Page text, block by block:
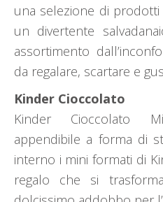
una selezione di
un divertente
assortimento
da regalare, scartare e
Kinder Cioccolato
Kinder Cioccolato
appendibile a forma di
interno i mini formati di
regalo che si